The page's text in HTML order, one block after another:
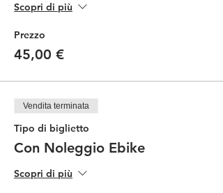
Scopri di più
Prezzo
45,00 €
Vendita terminata
Tipo di biglietto
Con Noleggio Ebike
Scopri di più